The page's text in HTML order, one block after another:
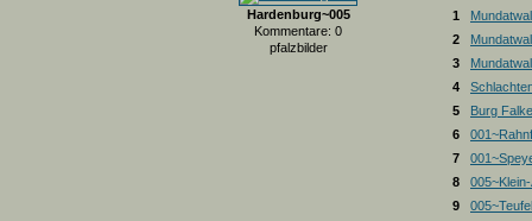
Hardenburg~005
Kommentare: 0
pfalzbilder
1
2
3
4
5
Burg
6
7
8
9